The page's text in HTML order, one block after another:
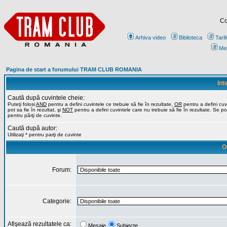
Arhiva video Biblioteca
Pagina de start a forumului TRAM CLUB ROMANIA
Caută după cuvintele cheie:
Puteţi folosiAND pentru a defini cuvintele ce trebuie să fie în rezultate, OR pentru a defini
pot sa fie în rezultat, şi NOT pentru a defini cuvintele care nu trebuie să fie în rezultate. Se
pentru părţi de cuvinte.
Caută după autor:
Utilizaţi * pentru parţi de cuvinte
Forum:
Categorie:
Afişează rezultatele ca: Mesaje Subiecte